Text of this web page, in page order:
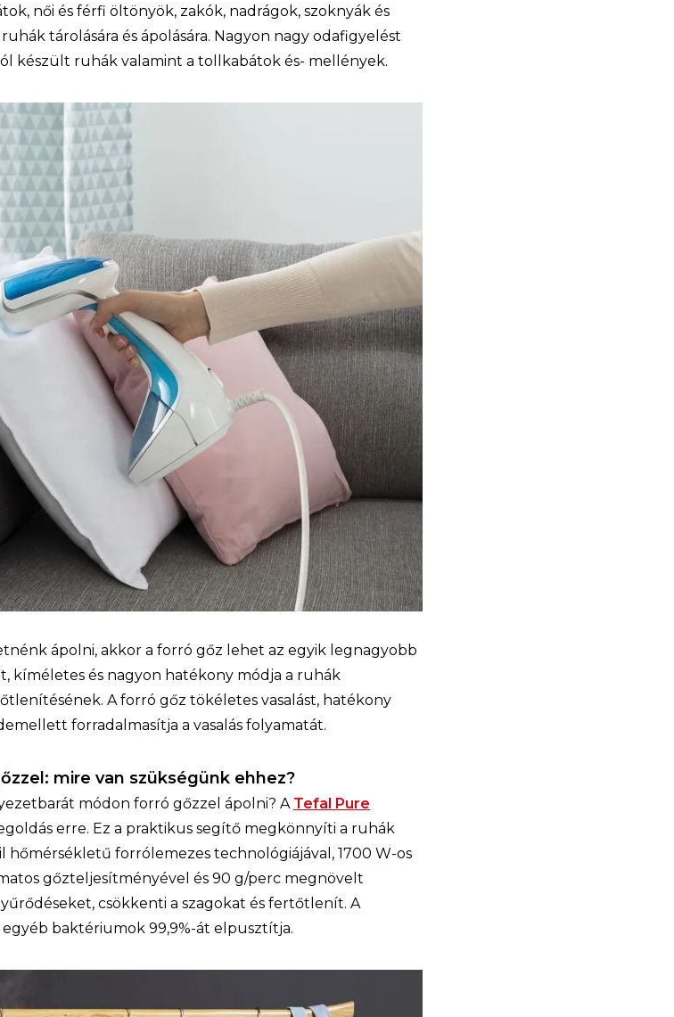
női és férfi öltönyök, zakók, nadrágok, szoknyák és
tárolására és ápolására. Nagyon nagy odafigyelést
készült ruhák valamint a tollkabátok és- mellények.
ápolni, akkor a forró gőz lehet az egyik legnagyobb
kíméletes és nagyon hatékony módja a ruhák
A forró gőz tökéletes vasalást, hatékony
forradalmasítja a vasalás folyamatát.
mire van szükségünk ehhez?
módon forró gőzzel ápolni? A Tefal Pure
erre. Ez a praktikus segítő megkönnyíti a ruhák
hőmérsékletű forrólemezes technológiájával, 1700 W-os
gőzteljesítményével és 90 g/perc megnövelt
csökkenti a szagokat és fertőtlenít. A
baktériumok 99,9%-át elpusztítja.